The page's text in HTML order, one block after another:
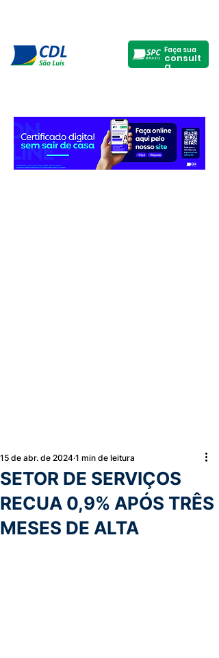
Faça sua
consult
a
SETOR DE SERVIÇOS
RECUA 0,9% APÓS TRÊS
MESES DE ALTA
15 de abr. de 2024 1 min de leitura